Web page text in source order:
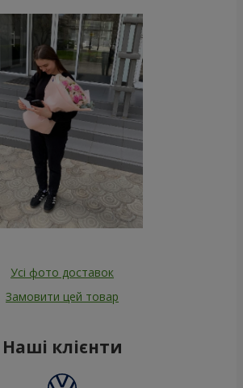
Усі фото доставок
Замовити цей товар
Наші клієнти